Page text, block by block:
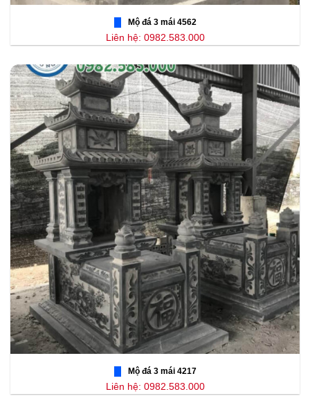
Mộ đá 3 mái 4562
Liên hệ: 0982.583.000
Mộ đá 3 mái 4217
Liên hệ: 0982.583.000